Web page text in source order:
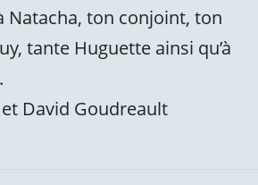
Natacha, ton conjoint, ton
tante Huguette ainsi qu’à
David Goudreault